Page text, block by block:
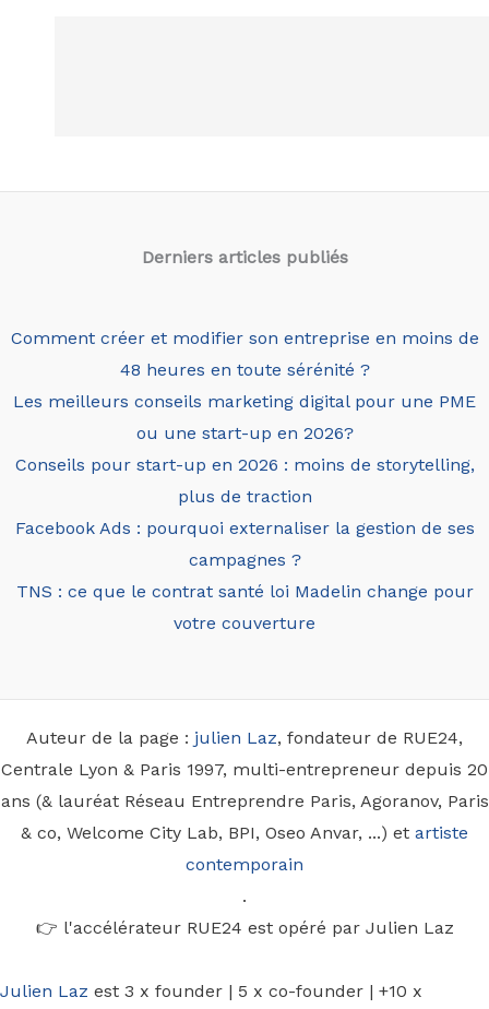
Derniers articles publiés
Comment créer et modifier son entreprise en moins de
48 heures en toute sérénité ?
Les meilleurs conseils marketing digital pour une PME
ou une start-up en 2026?
Conseils pour start-up en 2026 : moins de storytelling,
plus de traction
Facebook Ads : pourquoi externaliser la gestion de ses
campagnes ?
TNS : ce que le contrat santé loi Madelin change pour
votre couverture
Auteur de la page : julien Laz, fondateur de RUE24,
Centrale Lyon & Paris 1997, multi-entrepreneur depuis 20
ans (& lauréat Réseau Entreprendre Paris, Agoranov, Paris
& co, Welcome City Lab, BPI, Oseo Anvar, ...) et artiste
contemporain
.
👉 l'accélérateur RUE24 est opéré par Julien Laz
Julien Laz est 3 x founder | 5 x co-founder | +10 x